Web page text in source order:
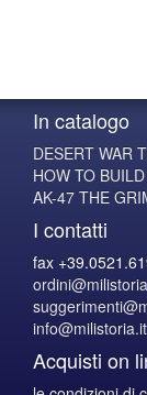
In catalogo
DESERT WAR
HOW TO
AK-47 THE
I contatti
fax
info@milistoria.it
Acquisti on